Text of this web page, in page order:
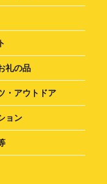
礼の品
・アウトドア
ョン